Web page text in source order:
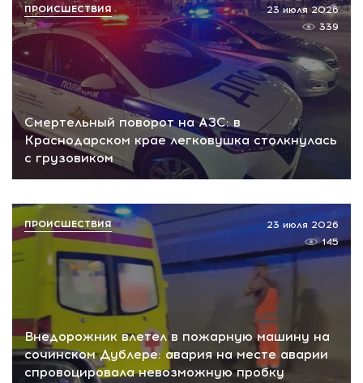
Смертельный поворот на АЗС: в
Краснодарском крае легковушка столкнулась
с грузовиком
23 июля 2026
339
ПРОИСШЕСТВИЯ
Внедорожник влетел в пожарную машину на
сочинском Дублере: авария на месте аварии
спровоцировала невозможную пробку
23 июля 2026
145
ПРОИСШЕСТВИЯ